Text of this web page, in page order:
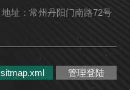
地址：常州丹阳门南路72号
sitmap.xml 管理登陆